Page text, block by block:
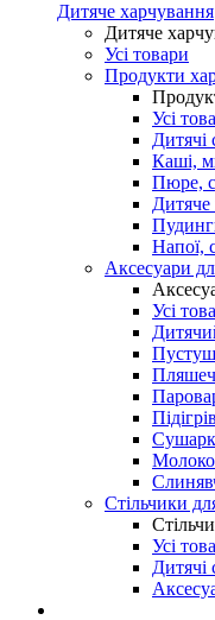
Дитяче харчування
Дитяче
Усі товари
Продукти
Усі
Дитячі
Каші,
Пюре,
Дитяче
Напої,
Аксесуари
Усі
Стільчики
Усі
Дитячі